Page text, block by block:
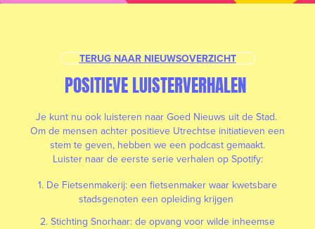
TERUG NAAR NIEUWSOVERZICHT
POSITIEVE LUISTERVERHALEN
Je kunt nu ook luisteren naar Goed Nieuws uit de Stad.
Om de mensen achter positieve Utrechtse initiatieven een
stem te geven, hebben we een podcast gemaakt.
Luister naar de eerste serie verhalen op Spotify:
1. De Fietsenmakerij: een fietsenmaker waar kwetsbare
stadsgenoten een opleiding krijgen
2. Stichting Snorhaar: de opvang voor wilde inheemse